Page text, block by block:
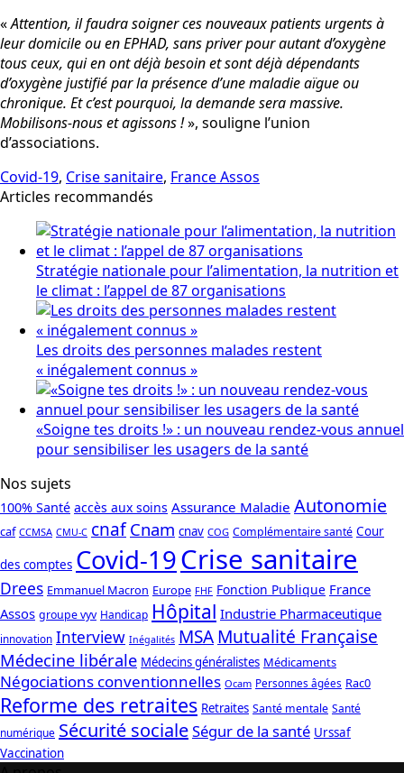
«Attention, il faudra soigner ces nouveaux patients urgents à
leur domicile ou en EPHAD, sans priver pour autant d’oxygène
tous ceux, qui en ont déjà besoin et sont déjà dépendants
d’oxygène justifié par la présence d’une maladie aïgue ou
chronique. Et c’est pourquoi, la demande sera massive.
Mobilisons-nous et agissons !», souligne l’union
d’associations.
Covid-19, Crise sanitaire, France Assos
Articles recommandés
Stratégie nationale pour l’alimentation, la nutrition et
le climat : l’appel de 87 organisations
Les droits des personnes malades restent
« inégalement connus »
«Soigne tes droits !» : un nouveau rendez-vous annuel
pour sensibiliser les usagers de la santé
Nos sujets
100% Santé accès aux soins Assurance Maladie Autonomie
caf CCMSA CMU-C cnaf Cnam cnav COG Complémentaire santé Cour
des comptes Covid-19Crise sanitaire
Drees Emmanuel Macron Europe FHF Fonction Publique France
Assos groupe vyv Handicap Hôpital Industrie Pharmaceutique
innovation Interview Inégalités MSAMutualité Française
Médecine libérale Médecins généralistes Médicaments
Négociations conventionnelles Ocam Personnes âgées Rac0
Reforme des retraites Retraites Santé mentale Santé
numérique Sécurité socialeSégur de la santé Urssaf
Vaccination